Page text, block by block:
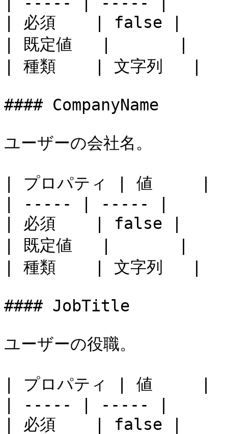
| 必須    | false |
| 既定値   |       |
| 種類    | 文字列   |
#### CompanyName
ユーザーの会社名。
| プロパティ | 値     |
| ----- | ----- |
| 必須    | false |
| 既定値   |       |
| 種類    | 文字列   |
#### JobTitle
ユーザーの役職。
| プロパティ | 値     |
| ----- | ----- |
| 必須    | false |